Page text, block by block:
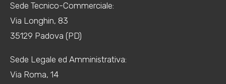
Sede Tecnico-Commerciale:
Via Longhin, 83
35129 Padova (PD)
Sede Legale ed Amministrativa:
Via Roma, 14